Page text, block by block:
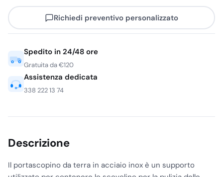
Richiedi preventivo personalizzato
Spedito in 24/48 ore
Gratuita da €120
Assistenza dedicata
338 222 13 74
Descrizione
Il portascopino da terra in acciaio inox è un supporto